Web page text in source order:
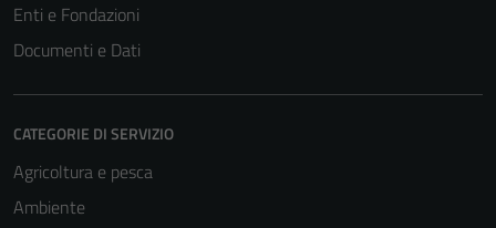
Enti e Fondazioni
Documenti e Dati
CATEGORIE DI SERVIZIO
Agricoltura e pesca
Ambiente